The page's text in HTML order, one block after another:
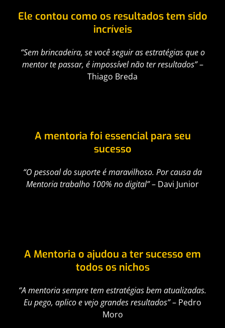
Ele contou como os resultados tem sido
incríveis
“Sem brincadeira, se você seguir as estratégias que o
mentor te passar, é impossível não ter resultados”–
Thiago Breda
A mentoria foi essencial para seu
sucesso
“O pessoal do suporte é maravilhoso. Por causa da
Mentoria trabalho 100% no digital”– Davi Junior
A Mentoria o ajudou a ter sucesso em
todos os nichos
“A mentoria sempre tem estratégias bem atualizadas.
Eu pego, aplico e vejo grandes resultados”– Pedro
Moro